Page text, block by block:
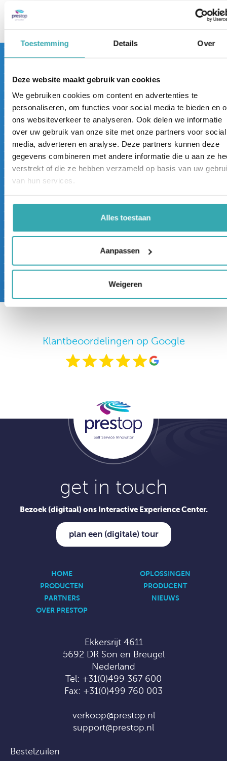
Toestemming Details Over
Deze website maakt gebruik van cookies
We gebruiken cookies om content en advertenties te
personaliseren, om functies voor social media te bieden en
ons websiteverkeer te analyseren. Ook delen we informatie
over uw gebruik van onze site met onze partners voor social
media, adverteren en analyse. Deze partners kunnen deze
gegevens combineren met andere informatie die u aan ze
verstrekt of die ze hebben verzameld op basis van uw
van hun services.
Alles toestaan
Aanpassen
Weigeren
ons Interactieve Experience
Center.
Prestop heeft het grootste Interactieve
Experience Center van Europa. Je bent van harte
welkom in onze showroom, op Ekkersrijt 4611 in
Son en Breugel, waar we je al onze oplossingen
de iPhone met Zoom door ons Interactieve
Experience Center. Live worden de beelden
getoond en kun je direct vanuit thuis/werk
vragen stellen.
boek nu een afspraak
Klantbeoordelingen op Google
get in touch
Bezoek (digitaal) ons Interactive Experience Center.
plan een (digitale) tour
HOME
OPLOSSINGEN
PRODUCTEN
PRODUCENT
PARTNERS
NIEUWS
OVER PRESTOP
Ekkersrijt 4611
5692 DR Son en Breugel
Nederland
Tel: +31(0)499 367 600
Fax: +31(0)499 760 003
verkoop@prestop.nl
support@prestop.nl
Bestelzuilen